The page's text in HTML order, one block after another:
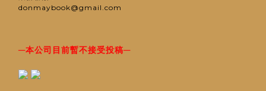
donmaybook@gmail.com
─本公司目前暫不接受投稿─